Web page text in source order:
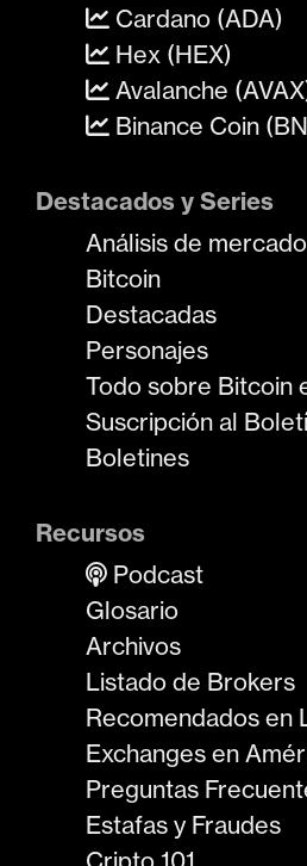
Cardano (ADA)
Hex (HEX)
Avalanche
Binance Coin
Destacados y Series
Análisis de mercado
Bitcoin
Destacadas
Personajes
Todo sobre Bitcoin
Suscripción al
Boletines
Recursos
Podcast
Glosario
Archivos
Listado de Brokers
Recomendados en
Exchanges en
Preguntas
Estafas y Fraudes